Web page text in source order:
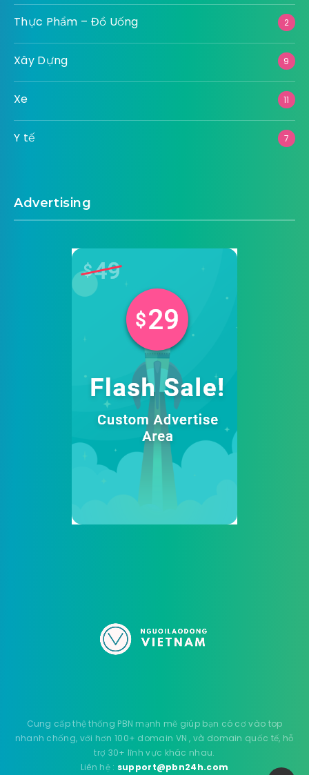
Thực Phẩm – Đồ Uống 2
Xây Dựng 9
Xe 11
Y tế 7
Advertising
Cung cấp thệ thống PBN mạnh mẽ giúp bạn có cơ vào top
nhanh chống, với hơn 100+ domain VN , và domain quốc tế, hỗ
trợ 30+ lĩnh vực khác nhau.
Liên hệ : support@pbn24h.com